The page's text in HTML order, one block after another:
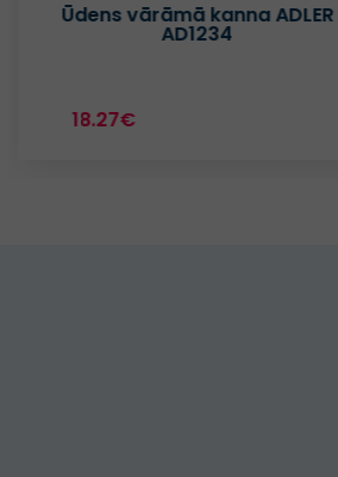
Tosteris ADLER AD3015
14.52€